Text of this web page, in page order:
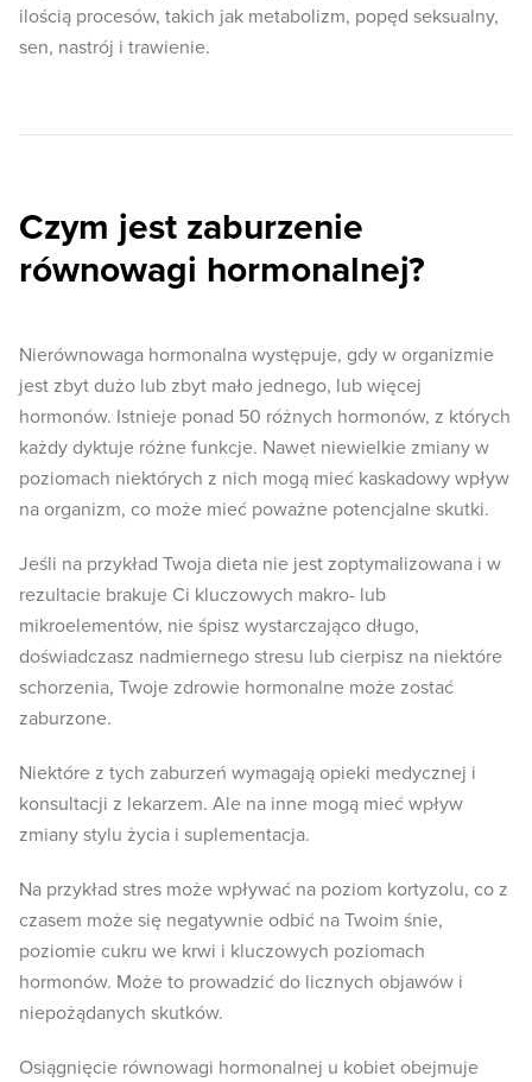
ilością procesów, takich jak metabolizm, popęd seksualny,
sen, nastrój i trawienie.
Czym jest zaburzenie
równowagi hormonalnej?
Nierównowaga hormonalna występuje, gdy w organizmie
jest zbyt dużo lub zbyt mało jednego, lub więcej
hormonów. Istnieje ponad 50 różnych hormonów, z których
każdy dyktuje różne funkcje. Nawet niewielkie zmiany w
poziomach niektórych z nich mogą mieć kaskadowy wpływ
na organizm, co może mieć poważne potencjalne skutki.
Jeśli na przykład Twoja dieta nie jest zoptymalizowana i w
rezultacie brakuje Ci kluczowych makro- lub
mikroelementów, nie śpisz wystarczająco długo,
doświadczasz nadmiernego stresu lub cierpisz na niektóre
schorzenia, Twoje zdrowie hormonalne może zostać
zaburzone.
Niektóre z tych zaburzeń wymagają opieki medycznej i
konsultacji z lekarzem. Ale na inne mogą mieć wpływ
zmiany stylu życia i suplementacja.
Na przykład stres może wpływać na poziom kortyzolu, co z
czasem może się negatywnie odbić na Twoim śnie,
poziomie cukru we krwi i kluczowych poziomach
hormonów. Może to prowadzić do licznych objawów i
niepożądanych skutków.
Osiągnięcie równowagi hormonalnej u kobiet obejmuje